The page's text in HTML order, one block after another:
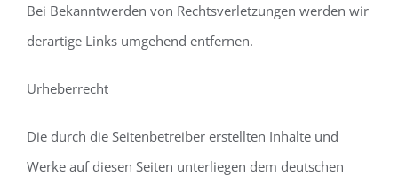
Bei Bekanntwerden von Rechtsverletzungen werden wir
derartige Links umgehend entfernen.
Urheberrecht
Die durch die Seitenbetreiber erstellten Inhalte und
Werke auf diesen Seiten unterliegen dem deutschen